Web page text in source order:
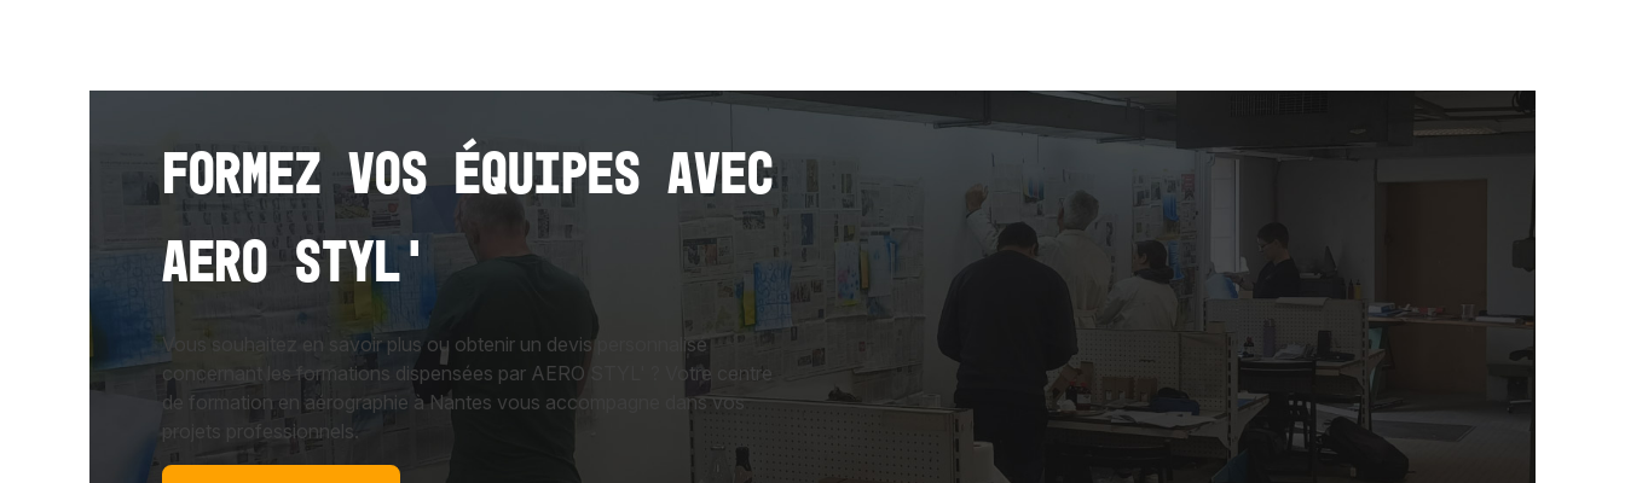
Formez vos équipes avec
AERO STYL'
Vous souhaitez en savoir plus ou obtenir un devis personnalisé
concernant les formations dispensées par AERO STYL' ? Votre centre
de formation en aérographie à Nantes vous accompagne dans vos
projets professionnels.